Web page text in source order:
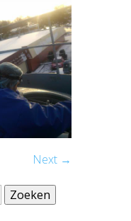
Next →